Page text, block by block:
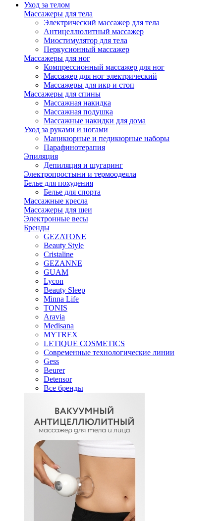
Уход за телом
Массажеры для тела
Электрический массажер для тела
Антицеллюлитный массажер
Миостимулятор для тела
Перкусионный массажер
Массажеры для ног
Компрессионный массажер для ног
Массажер для ног электрический
Массажеры для икр и стоп
Массажеры для спины
Массажная накидка
Массажная подушка
Массажные накидки для дома
Уход за руками и ногами
Маникюрные и педикюрные наборы
Парафинотерапия
Эпиляция
Депиляция и шугаринг
Электропростыни и термоодеяла
Белье для похудения
Белье для спорта
Массажные кресла
Массажеры для шеи
Электронные весы
Бренды
GEZATONE
Beauty Style
Cristaline
GEZANNE
GUAM
Lycon
Beauty Sleep
Minna Life
TONIS
Aravia
Medisana
MYTREX
LETIQUE COSMETICS
Современные технологические линии
Gess
Beurer
Detensor
Все бренды